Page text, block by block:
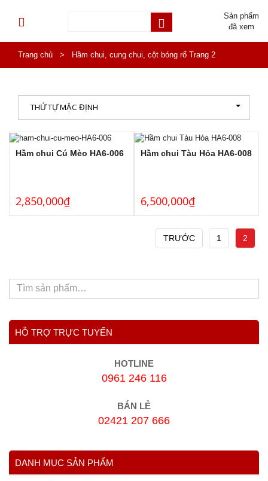
Sản phẩm
đã xem
Trang chủ > Hầm chui, cung chui, cột bóng rổ Trang 2
THỨ TỰ MẶC ĐỊNH
Hầm chui Cú Mèo HA6-006
2,850,000₫
Hầm chui Tàu Hỏa HA6-008
6,500,000₫
TRƯỚC 1 2
HỖ TRỢ TRỰC TUYẾN
HOTLINE
0961 246 116
BÁN LẺ
02421 207 666
DANH MỤC SẢN PHẨM